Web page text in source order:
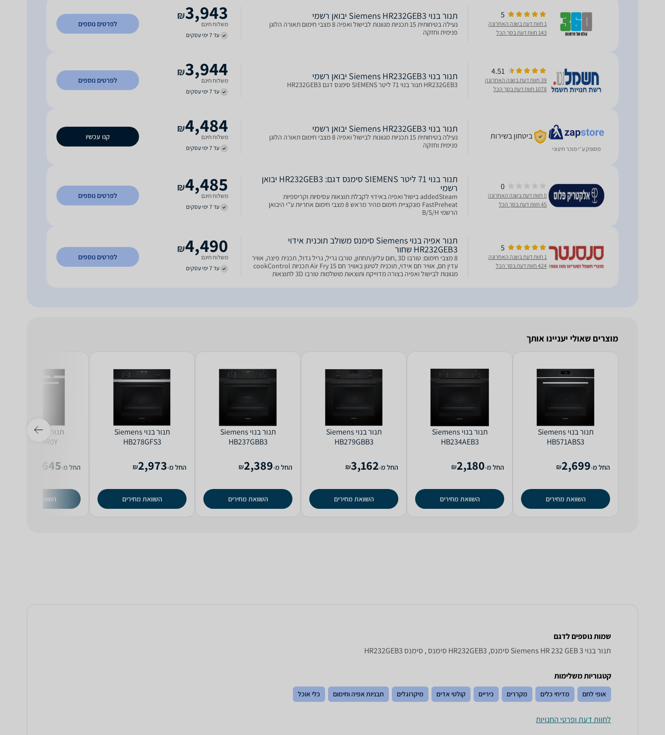
5
1 חוות דעת בשנה האחרונה
143 חוות דעת בסך הכל
תנור בנוי Siemens HR232GEB3 יבואן רשמי
נעילה בטיחותית 15 תכניות מגוונות לבישול ואפיה 8 מצבי חימום תאורה הלוגן
פנימית וחזקה
3,943
₪
משלוח חינם
עד 7 ימי עסקים
לפרטים נוספים
4.51
39 חוות דעת בשנה האחרונה
1078 חוות דעת בסך הכל
תנור בנוי Siemens HR232GEB3 יבואן רשמי
HR232GEB3 תנור בנוי 71 ליטר SIEMENS סימנס דגם HR232GEB3
3,944
₪
משלוח חינם
עד 7 ימי עסקים
לפרטים נוספים
מסופק ע״י מוכר חיצוני
ביטחון בשירות
תנור בנוי Siemens HR232GEB3 יבואן רשמי
נעילה בטיחותית 15 תכניות מגוונות לבישול ואפיה 8 מצבי חימום תאורה הלוגן
פנימית וחזקה
4,484
₪
משלוח חינם
עד 7 ימי עסקים
קנו עכשיו
0
0 חוות דעת בשנה האחרונה
45 חוות דעת בסך הכל
תנור בנוי 71 ליטר SIEMENS סימנס דגם: HR232GEB3 יבואן
רשמי
addedSteam בישול ואפיה באידוי לקבלת תוצאות עסיסיות וקריספיות
FastPreheat פונקציית חימום מהיר מראש 8 מצבי חימום אחריות ע''י היבואן
הרשמי B/S/H
4,485
₪
משלוח חינם
עד 7 ימי עסקים
לפרטים נוספים
5
1 חוות דעת בשנה האחרונה
424 חוות דעת בסך הכל
תנור אפיה בנוי Siemens סימנס משולב תוכנית אידוי
HR232GEB3 שחור
8 מצבי חימום: טורבו 3D ,חום עליון/תחתון, טורבו גריל, גריל גדול, תכנית פיצה, אוויר
עדין חם, אוויר חם אידוי, תוכנית לטיגון באוויר חם Air Fry 15 תכניות cookControl
מגוונות לבישול ואפיה בצורה מדוייקת ותוצאות מושלמות טורבו 3D לתוצאות
4,490
₪
משלוח חינם
עד 7 ימי עסקים
לפרטים נוספים
מוצרים שאולי יעניינו אותך
‏תנור בנוי Siemens
HB571ABS3
החל מ-2,699
₪
השוואת מחירים
‏תנור בנוי Siemens
HB234AEB3
החל מ-2,180
₪
השוואת מחירים
‏תנור בנוי Siemens
HB279GBB3
החל מ-3,162
₪
השוואת מחירים
‏תנור בנוי Siemens
HB237GBB3
החל מ-2,389
₪
השוואת מחירים
‏תנור בנוי Siemens
HB278GFS3
החל מ-2,973
₪
השוואת מחירים
‏תנור בנוי Siemens
HB574ABR0Y
החל מ-2,645
השוואת מחירים
שמות נוספים לדגם
‏תנור בנוי Siemens HR 232 GEB 3 סימנס, HR232GEB3 סימנס , סימנס HR232GEB3
קטגוריות משלימות
אופי לחם מדיחי כלים מקררים כיריים קולטי אדים מיקרוגלים תבניות אפיה וחימום כלי אוכל
לחוות דעת ופרטי החנויות